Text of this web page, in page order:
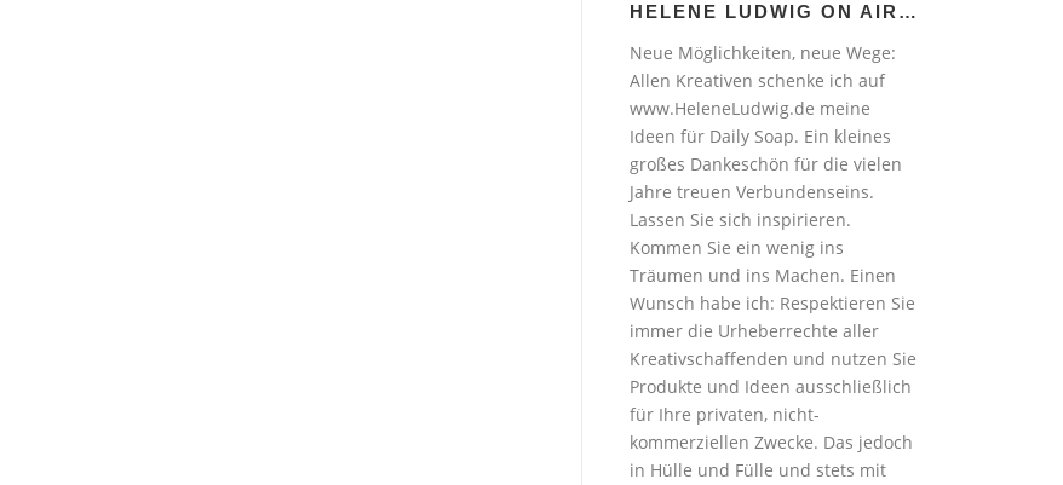
HELENE LUDWIG ON AIR…
Neue Möglichkeiten, neue Wege:
Allen Kreativen schenke ich auf
www.HeleneLudwig.de meine
Ideen für Daily Soap. Ein kleines
großes Dankeschön für die vielen
Jahre treuen Verbundenseins.
Lassen Sie sich inspirieren.
Kommen Sie ein wenig ins
Träumen und ins Machen. Einen
Wunsch habe ich: Respektieren Sie
immer die Urheberrechte aller
Kreativschaffenden und nutzen Sie
Produkte und Ideen ausschließlich
für Ihre privaten, nicht-
kommerziellen Zwecke. Das jedoch
in Hülle und Fülle und stets mit